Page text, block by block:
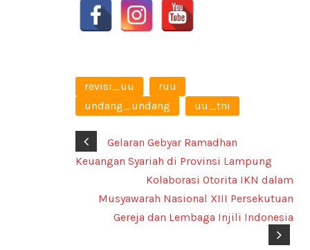
revisi_uu
ruu
undang_undang
uu_tni
Gelaran Gebyar Ramadhan
Keuangan Syariah di Provinsi Lampung
Kolaborasi Otorita IKN dalam
Musyawarah Nasional XIII Persekutuan
Gereja dan Lembaga Injili Indonesia